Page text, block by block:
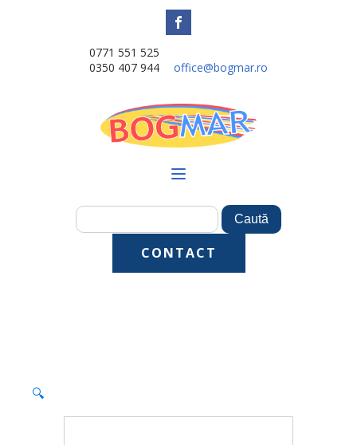
0771 551 525
0350 407 944
office@bogmar.ro
CONTACT
🔍